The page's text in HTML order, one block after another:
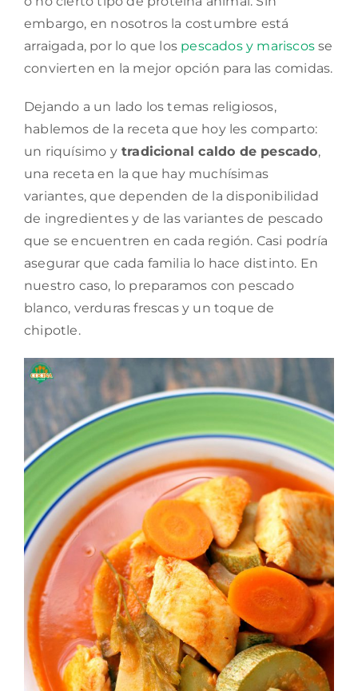
embargo, en nosotros la costumbre está
arraigada, por lo que los pescados y mariscos se
convierten en la mejor opción para las comidas.
Dejando a un lado los temas religiosos,
hablemos de la receta que hoy les comparto:
un riquísimo ytradicional caldo de pescado,
una receta en la que hay muchísimas
variantes, que dependen de la disponibilidad
de ingredientes y de las variantes de pescado
que se encuentren en cada región. Casi podría
asegurar que cada familia lo hace distinto. En
nuestro caso, lo preparamos con pescado
blanco, verduras frescas y un toque de
chipotle.